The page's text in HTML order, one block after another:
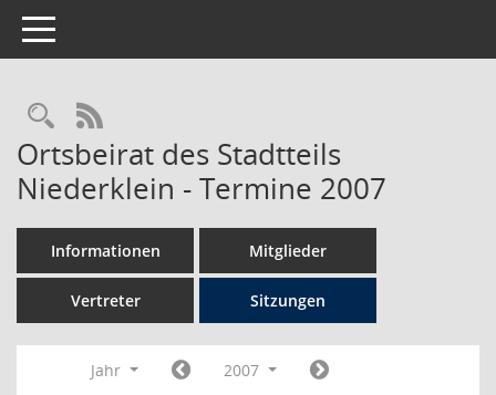
Toggle navigation
Rechercheauswahl
RSS-Feed
Ortsbeirat des Stadtteils
Niederklein - Termine 2007
Informationen Mitglieder
Vertreter Sitzungen
Jahr
2007